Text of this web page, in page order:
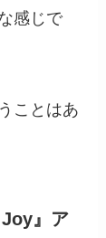
感じで
ことはあ
』ア